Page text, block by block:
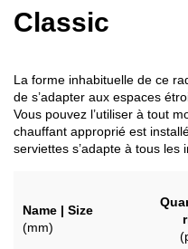
Classic
La forme inhabituelle de ce
de s’adapter aux espaces
Vous pouvez l’utiliser à tout
chauffant approprié est
serviettes s’adapte à tous les
Name | Size
(mm)